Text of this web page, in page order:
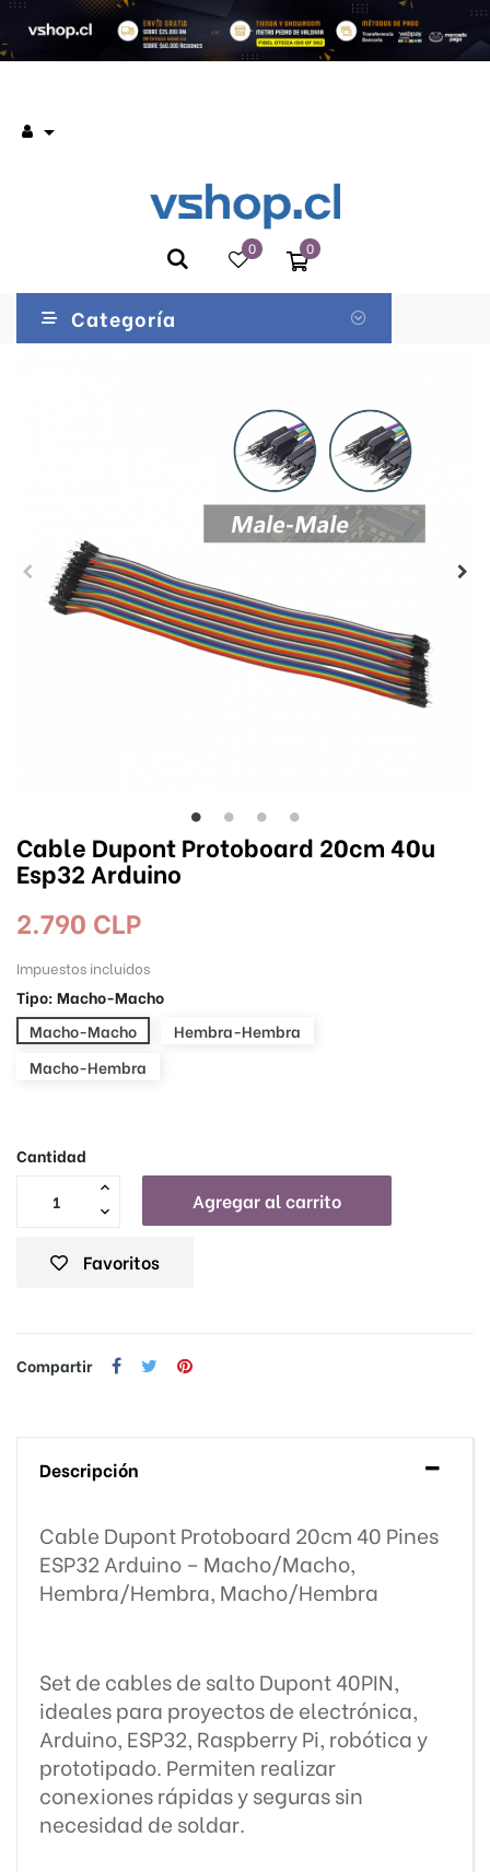

0 0
Categoría
Cable Dupont Protoboard 20cm 40u
Esp32 Arduino
2.790 CLP
Impuestos incluidos
Tipo: Macho-Macho
Macho-Macho
Hembra-Hembra
Macho-Hembra
Cantidad
Agregar al carrito
Favoritos
Compartir
Descripción
Cable Dupont Protoboard 20cm 40 Pines
ESP32 Arduino – Macho/Macho,
Hembra/Hembra, Macho/Hembra
Set de cables de salto Dupont 40PIN,
ideales para proyectos de electrónica,
Arduino, ESP32, Raspberry Pi, robótica y
prototipado. Permiten realizar
conexiones rápidas y seguras sin
necesidad de soldar.